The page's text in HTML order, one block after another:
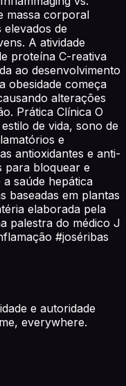
massa corporal
elevados de
A atividade
proteína C-reativa
ao desenvolvimento
obesidade começa
alterações
Prática Clínica O
de vida, sono de
e
antioxidantes e anti-
para bloquear e
saúde hepática
baseadas em plantas
elaborada pela
palestra do médico J
#joséribas
e autoridade
everywhere.